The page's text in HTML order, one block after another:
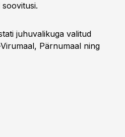
juhuvalikuga valitud
Pärnumaal ning